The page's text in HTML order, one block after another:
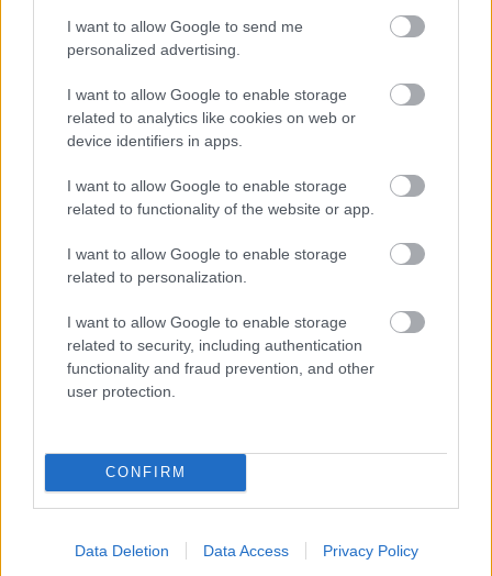
I want to allow Google to send me
personalized advertising.
I want to allow Google to enable storage
related to analytics like cookies on web or
device identifiers in apps.
I want to allow Google to enable storage
related to functionality of the website or app.
I want to allow Google to enable storage
related to personalization.
I want to allow Google to enable storage
related to security, including authentication
functionality and fraud prevention, and other
user protection.
CONFIRM
Data Deletion Data Access Privacy Policy
Για υγιή οστά προτιμότερο είναι το ποδόσφαιρο
έναντι του περπατήματος [μελέτη]
Widgets
Ενσωματώστε περιεχόμενο του iatronet.gr στο site σας
Κατάλογοι Υγείας
Εύρεση Ιατρού